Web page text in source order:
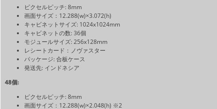
ピクセルピッチ: 8mm
画面サイズ：12.288(w)×3.072(h)
キャビネットサイズ: 1024x1024mm
キャビネットの数: 36個
モジュールサイズ: 256x128mm
レシートカード：ノヴァスター
パッケージ: 合板ケース
発送先: インドネシア
48個:
ピクセルピッチ: 8mm
画面サイズ：12.288(w)×2.048(h) ※2